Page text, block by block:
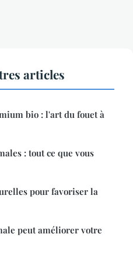
articles
bio : l'art du fouet à
: tout ce que vous
pour favoriser la
peut améliorer votre